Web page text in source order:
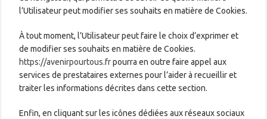
l’Utilisateur peut modifier ses souhaits en matière de Cookies.
À tout moment, l’Utilisateur peut faire le choix d’exprimer et
de modifier ses souhaits en matière de Cookies.
https://avenirpourtous.frpourra en outre faire appel aux
services de prestataires externes pour l’aider à recueillir et
traiter les informations décrites dans cette section.
Enfin, en cliquant sur les icônes dédiées aux réseaux sociaux